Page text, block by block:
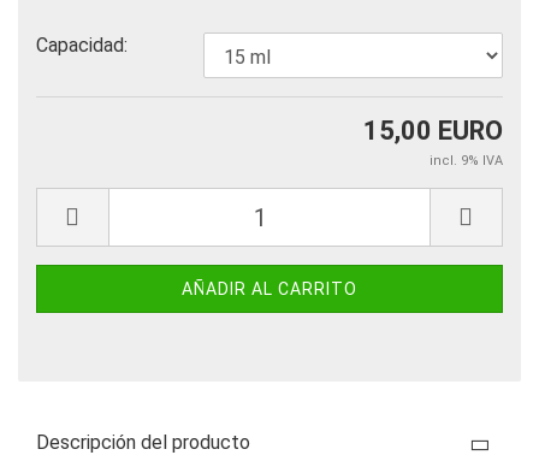
Capacidad:
15,00 EURO
incl. 9% IVA
Descripción del producto